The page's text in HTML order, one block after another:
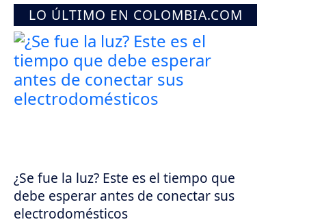
LO ÚLTIMO EN COLOMBIA.COM
¿Se fue la luz? Este es el tiempo que
debe esperar antes de conectar sus
electrodomésticos